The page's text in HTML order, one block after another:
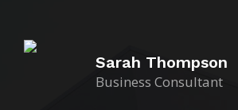
Sarah Thompson
Business Consultant